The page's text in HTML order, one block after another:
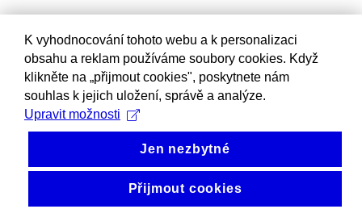
K vyhodnocování tohoto webu a k personalizaci
obsahu a reklam používáme soubory cookies. Když
klikněte na „přijmout cookies", poskytnete nám
souhlas k jejich uložení, správě a analýze.
Upravit možnosti
Jen nezbytné
Přijmout cookies